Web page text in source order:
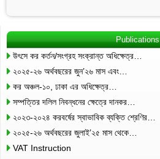
Publications
উৎসে কর কর্তন/সংগ্রহ সংক্রান্ত অধিক্ষেত্র…
২০২৫-২৬ অর্থবছরের জুন’২৬ মাস এবং…
কর অঞ্চল-১০, ঢাকা এর অধিক্ষেত্র…
সম্পত্তির দলিল নিবন্ধনের ক্ষেত্রে দানকর…
২০২৩-২০২৪ করবর্ষের স্বাভাবিক ব্যক্তি শ্রেণির…
২০২৫-২৬ অর্থবছরের জুলাই’২৫ মাস থেকে…
VAT Instruction